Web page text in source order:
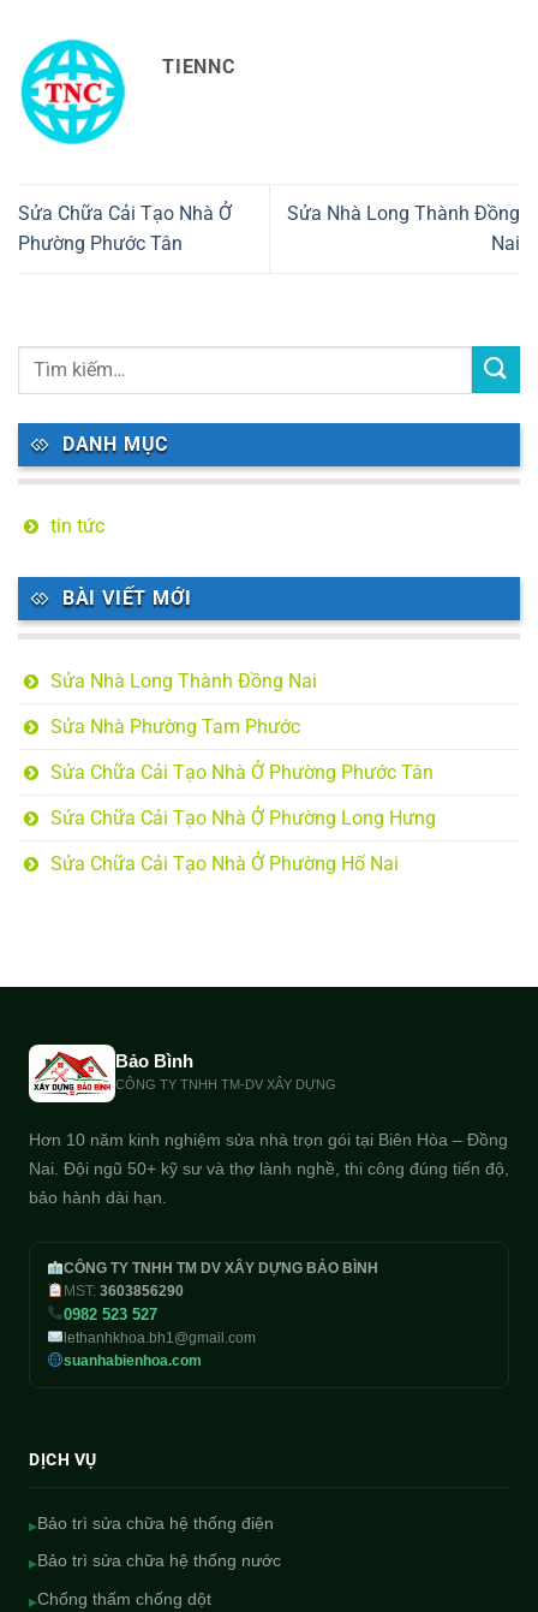
TIENNC
Sửa Chữa Cải Tạo Nhà Ở
Phường Phước Tân
Sửa Nhà Long Thành Đồng
Nai
DANH MỤC
tin tức
BÀI VIẾT MỚI
Sửa Nhà Long Thành Đồng Nai
Sửa Nhà Phường Tam Phước
Sửa Chữa Cải Tạo Nhà Ở Phường Phước Tân
Sửa Chữa Cải Tạo Nhà Ở Phường Long Hưng
Sửa Chữa Cải Tạo Nhà Ở Phường Hố Nai
Bảo Bình
CÔNG TY TNHH TM-DV XÂY DỰNG
Hơn 10 năm kinh nghiệm sửa nhà trọn gói tại Biên Hòa – Đồng
Nai. Đội ngũ 50+ kỹ sư và thợ lành nghề, thi công đúng tiến độ,
bảo hành dài hạn.
CÔNG TY TNHH TM DV XÂY DỰNG BẢO BÌNH
MST: 3603856290
0982 523 527
lethanhkhoa.bh1@gmail.com
suanhabienhoa.com
DỊCH VỤ
▸Bảo trì sửa chữa hệ thống điện
▸Bảo trì sửa chữa hệ thống nước
▸Chống thấm chống dột